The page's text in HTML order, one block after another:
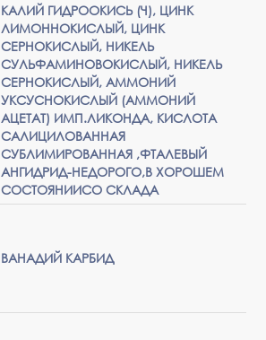
КАЛИЙ ГИДРООКИСЬ (Ч), ЦИНК
ЛИМОННОКИСЛЫЙ, ЦИНК
СЕРНОКИСЛЫЙ, НИКЕЛЬ
СУЛЬФАМИНОВОКИСЛЫЙ, НИКЕЛЬ
СЕРНОКИСЛЫЙ, АММОНИЙ
УКСУСНОКИСЛЫЙ (АММОНИЙ
АЦЕТАТ) ИМП.ЛИКОНДА, КИСЛОТА
САЛИЦИЛОВАННАЯ
СУБЛИМИРОВАННАЯ ,ФТАЛЕВЫЙ
АНГИДРИД-НЕДОРОГО,В ХОРОШЕМ
СОСТОЯНИИСО СКЛАДА
ВАНАДИЙ КАРБИД